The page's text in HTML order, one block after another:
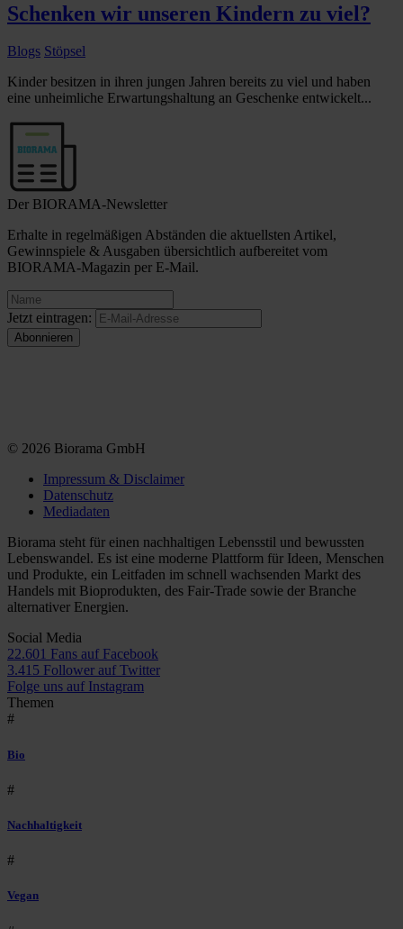
Schenken wir unseren Kindern zu viel?
Blogs Stöpsel
Kinder besitzen in ihren jungen Jahren bereits zu viel und haben
eine unheimliche Erwartungshaltung an Geschenke entwickelt...
Der BIORAMA-Newsletter
Erhalte in regelmäßigen Abständen die aktuellsten Artikel,
Gewinnspiele & Ausgaben übersichtlich aufbereitet vom
BIORAMA-Magazin per E-Mail.
Jetzt eintragen:
© 2026 Biorama GmbH
Impressum & Disclaimer
Datenschutz
Mediadaten
Biorama steht für einen nachhaltigen Lebensstil und bewussten
Lebenswandel. Es ist eine moderne Plattform für Ideen, Menschen
und Produkte, ein Leitfaden im schnell wachsenden Markt des
Handels mit Bioprodukten, des Fair-Trade sowie der Branche
alternativer Energien.
Social Media
22.601 Fans auf Facebook
3.415 Follower auf Twitter
Folge uns auf Instagram
Themen
#
Bio
#
Nachhaltigkeit
#
Vegan